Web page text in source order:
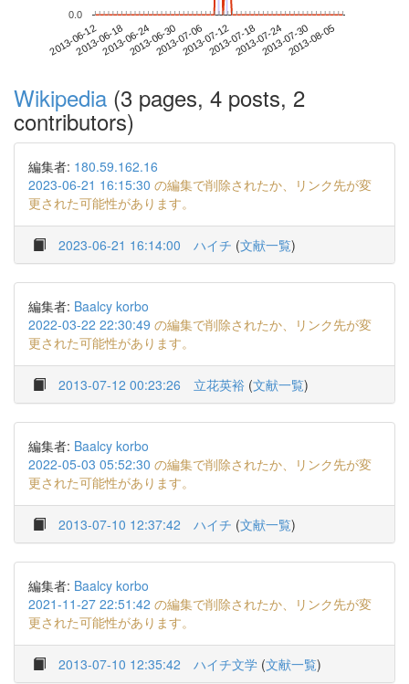
2013-06-122013-06-182013-06-242013-06-302013-07-062013-07-122013-07-182013-07-242013-07-302013-08-05
0.0
Wikipedia (3 pages, 4 posts, 2
contributors)
編集者: 180.59.162.16
2023-06-21 16:15:30 の編集で削除されたか、リンク先が変
更された可能性があります。
2023-06-21 16:14:00 ハイチ (文献一覧)
編集者: Baalcy korbo
2022-03-22 22:30:49 の編集で削除されたか、リンク先が変
更された可能性があります。
2013-07-12 00:23:26 立花英裕 (文献一覧)
編集者: Baalcy korbo
2022-05-03 05:52:30 の編集で削除されたか、リンク先が変
更された可能性があります。
2013-07-10 12:37:42 ハイチ (文献一覧)
編集者: Baalcy korbo
2021-11-27 22:51:42 の編集で削除されたか、リンク先が変
更された可能性があります。
2013-07-10 12:35:42 ハイチ文学 (文献一覧)